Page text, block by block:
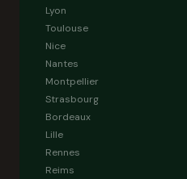
Lyon
Toulouse
Nice
Nantes
Montpellier
Strasbourg
Bordeaux
Lille
Rennes
Reims